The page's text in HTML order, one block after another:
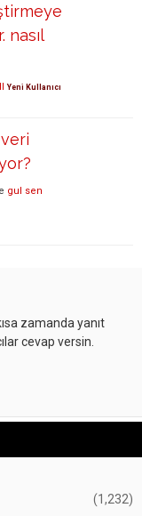
nasıl
Yeni Kullanıcı
gul sen
zamanda yanıt
cevap versin.
(1,232)